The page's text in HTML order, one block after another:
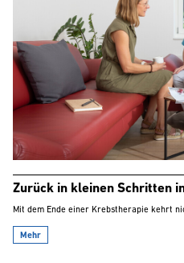
Zurück in kleinen Schritten
Mit dem Ende einer Krebstherapie kehrt
Mehr